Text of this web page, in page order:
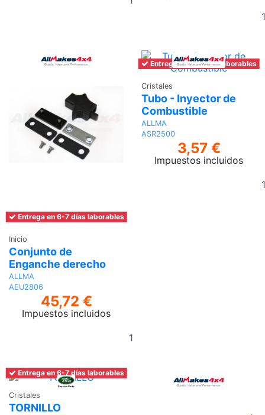
Entrega en 6-7 días laborables
Inicio
Conjunto de
Enganche derecho
ALLMA
AEU2806
45,72 €
Impuestos incluidos
Entrega en 6-7 días laborables
Cristales
Tubo - Inyector de
Combustible
ALLMA
ASR2500
3,57 €
Impuestos incluidos
Entrega en 6-7 días laborables
Cristales
TORNILLO